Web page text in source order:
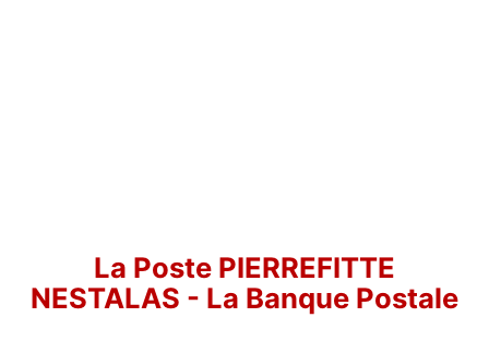
La Poste PIERREFITTE
NESTALAS - La Banque Postale